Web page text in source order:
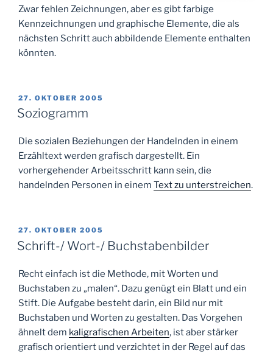
Zwar fehlen Zeichnungen, aber es gibt farbige
Kennzeichnungen und graphische Elemente, die als
nächsten Schritt auch abbildende Elemente enthalten
könnten.
VERÖFFENTLICHT
AM
27. OKTOBER 2005
Soziogramm
Die sozialen Beziehungen der Handelnden in einem
Erzähltext werden grafisch dargestellt. Ein
vorhergehender Arbeitsschritt kann sein, die
handelnden Personen in einem Text zu unterstreichen.
VERÖFFENTLICHT
AM
27. OKTOBER 2005
Schrift-/ Wort-/ Buchstabenbilder
Recht einfach ist die Methode, mit Worten und
Buchstaben zu „malen“. Dazu genügt ein Blatt und ein
Stift. Die Aufgabe besteht darin, ein Bild nur mit
Buchstaben und Worten zu gestalten. Das Vorgehen
ähnelt dem kaligrafischen Arbeiten, ist aber stärker
grafisch orientiert und verzichtet in der Regel auf das